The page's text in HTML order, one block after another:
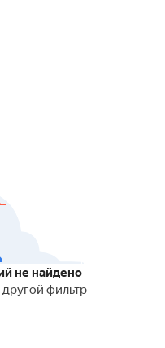
не найдено
фильтр